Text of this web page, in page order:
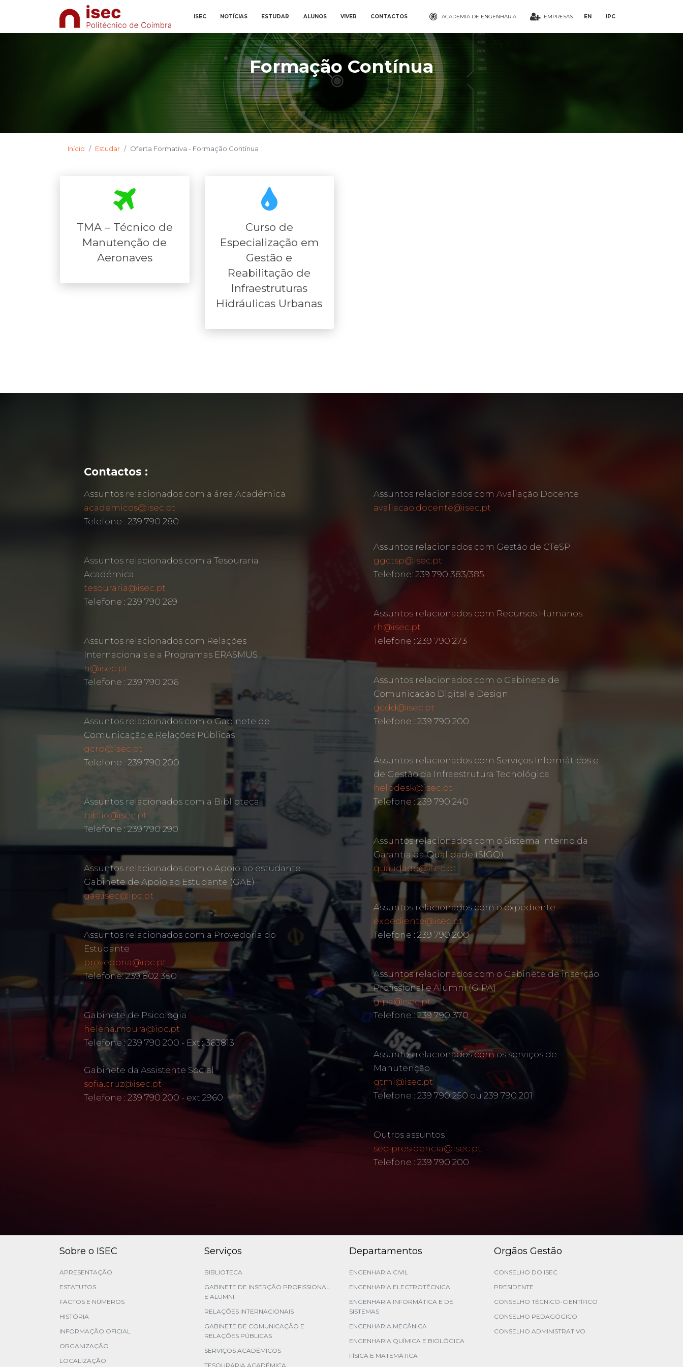
ISEC NOTÍCIAS ESTUDAR ALUNOS VIVER CONTACTOS ACADEMIA DE ENGENHARIA EMPRESAS EN IPC
Formação Contínua
Início Estudar Oferta Formativa - Formação Contínua
TMA – Técnico de
Manutenção de
Aeronaves
Curso de
Especialização em
Gestão e
Reabilitação de
Infraestruturas
Hidráulicas Urbanas
Contactos :
Assuntos relacionados com a área Académica
academicos@isec.pt
Telefone : 239 790 280
Assuntos relacionados com a Tesouraria
Académica
tesouraria@isec.pt
Telefone : 239 790 269
Assuntos relacionados com Relações
Internacionais e a Programas ERASMUS
ri@isec.pt
Telefone : 239 790 206
Assuntos relacionados com o Gabinete de
Comunicação e Relações Públicas
gcrp@isec.pt
Telefone : 239 790 200
Assuntos relacionados com a Biblioteca
biblio@isec.pt
Telefone : 239 790 290
Assuntos relacionados com o Apoio ao estudante
Gabinete de Apoio ao Estudante (GAE)
gae.isec@ipc.pt
Assuntos relacionados com a Provedoria do
Estudante
provedoria@ipc.pt
Telefone: 239 802 350
Gabinete de Psicologia
helena.moura@ipc.pt
Telefone : 239 790 200 - Ext.: 363813
Gabinete da Assistente Social
sofia.cruz@isec.pt
Telefone : 239 790 200 - ext 2960
Assuntos relacionados com Avaliação Docente
avaliacao.docente@isec.pt
Assuntos relacionados com Gestão de CTeSP
ggctsp@isec.pt
Telefone: 239 790 383/385
Assuntos relacionados com Recursos Humanos
rh@isec.pt
Telefone : 239 790 273
Assuntos relacionados com o Gabinete de
Comunicação Digital e Design
gcdd@isec.pt
Telefone : 239 790 200
Assuntos relacionados com Serviços Informáticos e
de Gestão da Infraestrutura Tecnológica
helpdesk@isec.pt
Telefone : 239 790 240
Assuntos relacionados com o Sistema Interno da
Garantia da Qualidade (SIGQ)
qualidade@isec.pt
Assuntos relacionados com o expediente
expediente@isec.pt
Telefone : 239 790 200
Assuntos relacionados com o Gabinete de inserção
Profissional e Alumni (GIPA)
gipa@isec.pt
Telefone : 239 790 370
Assuntos relacionados com os serviços de
Manutenção
gtmi@isec.pt
Telefone : 239 790 250 ou 239 790 201
Outros assuntos
sec-presidencia@isec.pt
Telefone : 239 790 200
Sobre o ISEC
APRESENTAÇÃO
ESTATUTOS
FACTOS E NÚMEROS
HISTÓRIA
INFORMAÇÃO OFICIAL
ORGANIZAÇÃO
LOCALIZAÇÃO
Serviços
BIBLIOTECA
GABINETE DE INSERÇÃO PROFISSIONAL
E ALUMNI
RELAÇÕES INTERNACIONAIS
GABINETE DE COMUNICAÇÃO E
RELAÇÕES PÚBLICAS
SERVIÇOS ACADÉMICOS
TESOURARIA ACADÉMICA
Departamentos
ENGENHARIA CIVIL
ENGENHARIA ELECTROTÉCNICA
ENGENHARIA INFORMÁTICA E DE
SISTEMAS
ENGENHARIA MECÂNICA
ENGENHARIA QUÍMICA E BIOLÓGICA
FÍSICA E MATEMÁTICA
Orgãos Gestão
CONSELHO DO ISEC
PRESIDENTE
CONSELHO TÉCNICO-CIENTÍFICO
CONSELHO PEDAGÓGICO
CONSELHO ADMINISTRATIVO